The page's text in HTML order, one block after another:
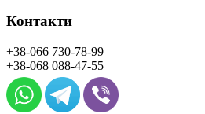
Контакти
+38-066 730-78-99
+38-068 088-47-55